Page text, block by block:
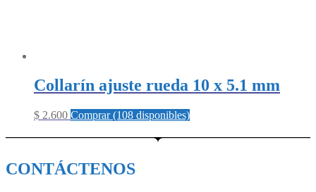
Collarín ajuste rueda 10 x 5.1 mm
$ 2.600 Comprar (108 disponibles)
CONTÁCTENOS